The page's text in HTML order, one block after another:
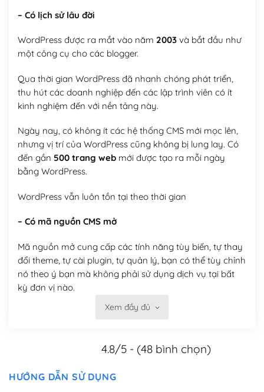
– Có lịch sử lâu đời
WordPress được ra mắt vào năm 2003và bắt đầu như
một công cụ cho các blogger.
Qua thời gian WordPress đã nhanh chóng phát triển,
thu hút các doanh nghiệp đến các lập trình viên có ít
kinh nghiệm đến với nền tảng này.
Ngày nay, có không ít các hệ thống CMS mới mọc lên,
nhưng vị trí của WordPress cũng không bị lung lay. Có
đến gần 500 trang webmới được tạo ra mỗi ngày
bằng WordPress.
WordPress vẫn luôn tồn tại theo thời gian
– Có mã nguồn CMS mở
Mã nguồn mở cung cấp các tính năng tùy biến, tự thay
đổi theme, tự cài plugin, tự quản lý, bạn có thể tùy chỉnh
nó theo ý bạn mà không phải sử dụng dịch vụ tại bất
kỳ đơn vị nào.
Việc của bạn là đăng ký một tên miền và hosting để
Có thể tùy biến trên website WordPress
– Thân thiện với công cụ tìm kiếm
Xem đầy đủ
4.8/5 - (48 bình chọn)
HƯỚNG DẪN SỬ DỤNG